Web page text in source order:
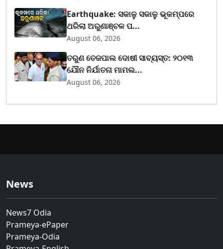
Earthquake: ସକାଳୁ ସକାଳୁ ଭୂକମ୍ପରେ
ଥରିଲା ଅରୁଣାଞ୍ଚଳ ପ...
August 06, 2026
ତରୁଣ ତେଜପାଲ ଦୋଷୀ ସାବ୍ୟସ୍ତ: ୨୦୧୩
ଯୌନ ନିର୍ଯାତନା ମାମଲ...
August 06, 2026
News
News7 Odia
Prameya-ePaper
Prameya-Odia